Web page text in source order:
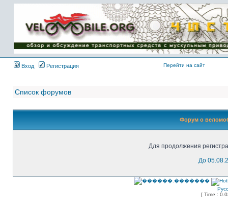
Имя пользователя:
Пароль:
{ LOG_ME_IN_SHORT
}
Вход
Регистрация Перейти на сайт
Список форумов
Форум о
Для продолжения
До
[ Time :